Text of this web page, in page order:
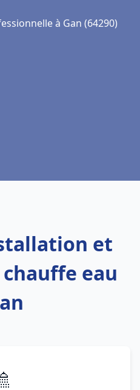
à Gan (64290)
et
eau